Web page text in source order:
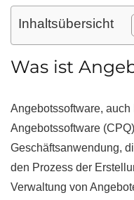
Inhaltsübersicht
Was ist
Angebotssoftware,
Angebotssoftware
Geschäftsanwendung,
den Prozess der
Verwaltung von